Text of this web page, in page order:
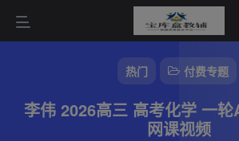
热门 付费专题
李伟 2026高三 高考化学 一
网课视频